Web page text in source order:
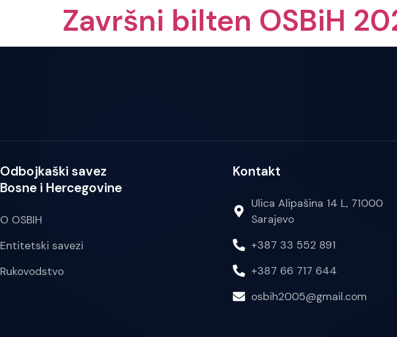
Završni bilten OSBiH
Odbojkaški savez
Bosne i Hercegovine
O OSBIH
Entitetski savezi
Rukovodstvo
Kontakt
Ulica Alipašina 14 L, 71000
Sarajevo
+387 33 552 891
+387 66 717 644
osbih2005@gmail.com